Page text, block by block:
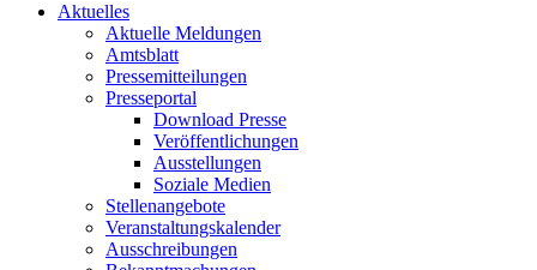
Aktuelles
Aktuelle Meldungen
Amtsblatt
Pressemitteilungen
Presseportal
Download Presse
Veröffentlichungen
Ausstellungen
Soziale Medien
Stellenangebote
Veranstaltungskalender
Ausschreibungen